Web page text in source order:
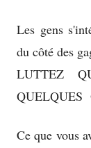
Les gens
du côté des
LUTTEZ
QUELQUES
Ce que vous